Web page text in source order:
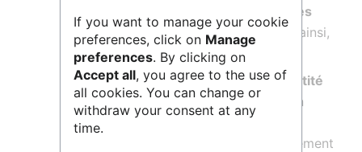
processus de partage, de diffusion des
données
de la recherche et répondre ainsi,
au plus près auxprincipes FAIR
UnPlan de Gestion des Données d’Entité
est en cours de rédaction. Il définira un
cadre de la politique de la gestion des
données du laboratoire. Il servira également
If you want to manage your cookie
preferences, click on Manage
preferences. By clicking on
Accept all, you agree to the use of
all cookies. You can change or
withdraw your consent at any
time.